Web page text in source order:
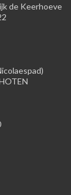
de Keerhoeve